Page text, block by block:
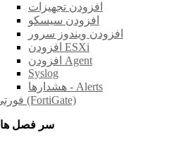
افزودن تجهیزات
افزودن سیسکو
افزودن ویندوز سرور
افزودن ESXi
افزودن Agent
Syslog
هشدارها - Alerts
فورتی گیت (FortiGate)
سر فصل ها